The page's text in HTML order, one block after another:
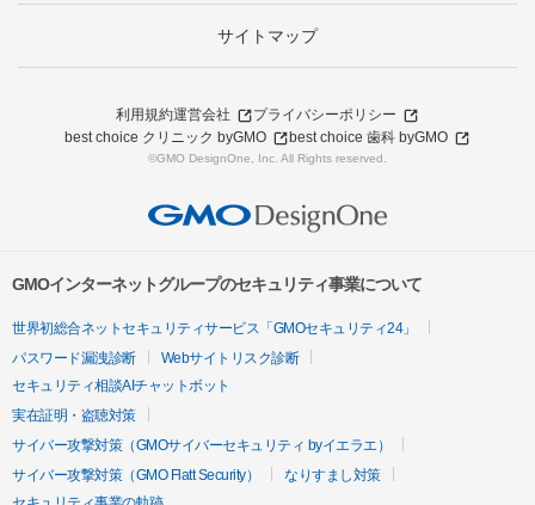
サイトマップ
利用規約運営会社
プライバシーポリシー
best choice クリニック byGMO
best choice 歯科 byGMO
©GMO DesignOne, Inc. All Rights reserved.
GMOインターネットグループのセキュリティ事業について
世界初総合ネットセキュリティサービス「GMOセキュリティ24」
パスワード漏洩診断
Webサイトリスク診断
セキュリティ相談AIチャットボット
実在証明・盗聴対策
サイバー攻撃対策（GMOサイバーセキュリティ byイエラエ）
サイバー攻撃対策（GMO Flatt Security）
なりすまし対策